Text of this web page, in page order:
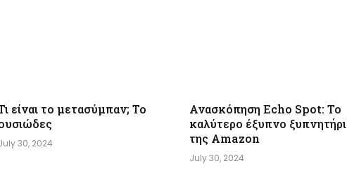
είναι το μετασύμπαν; Το
30, 2024
Ανασκόπηση Echo Spot: Το
καλύτερο έξυπνο ξυπνητήρι
της Amazon
July 30, 2024